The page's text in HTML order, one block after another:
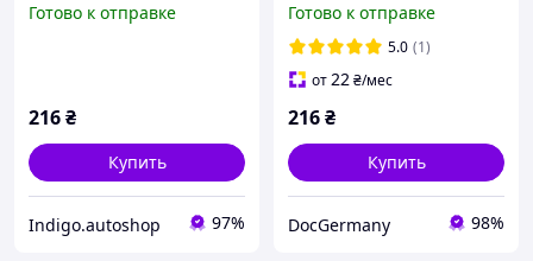
Бора
Готово к отправке
216₴
Купить
Indigo.autoshop 97%
B5 Octavia пассат гольф
Готово к отправке
5.0 (1)
от22₴/мес
216₴
Купить
DocGermany 98%